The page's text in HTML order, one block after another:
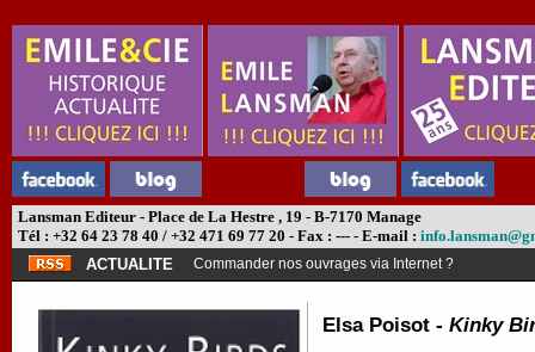
Lansman Editeur - Place de La Hestre , 19 - B-7170 Manage
Tél : +32 64 23 78 40 / +32 471 69 77 20 - Fax : --- - E-mail :
ACTUALITE
Commander nos ouvrages via Internet ?
Elsa Poisot - Kinky